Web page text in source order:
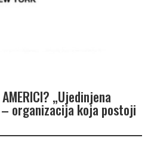
AMERICI? „Ujedinjena
organizacija koja postoji